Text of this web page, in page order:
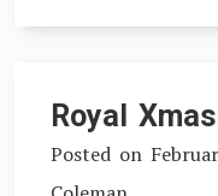
Royal
Posted on